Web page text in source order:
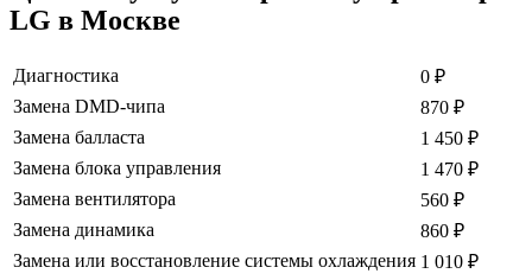
LG в Москве
Диагностика 0 ₽
Замена DMD-чипа
870 ₽
Замена балласта
1 450 ₽
Замена блока управления
1 470 ₽
Замена вентилятора
560 ₽
Замена динамика
860 ₽
Замена или восстановление системы охлаждения 1 010 ₽